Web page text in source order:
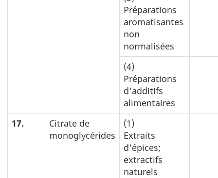
Préparations
aromatisantes
non
normalisées
(4)
Préparations
d'additifs
alimentaires
17.
Citrate de
monoglycérides
(1)
Extraits
d'épices;
extractifs
naturels